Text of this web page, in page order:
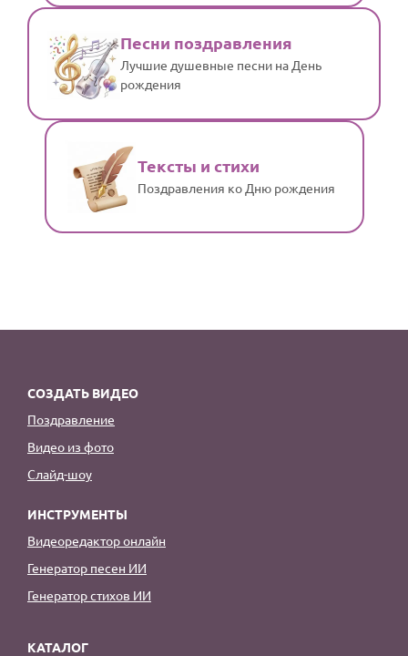
Песни поздравления
Лучшие душевные песни на День
рождения
Тексты и стихи
Поздравления ко Дню рождения
СОЗДАТЬ ВИДЕО
Поздравление
Видео из фото
Слайд-шоу
ИНСТРУМЕНТЫ
Видеоредактор онлайн
Генератор песен ИИ
Генератор стихов ИИ
КАТАЛОГ